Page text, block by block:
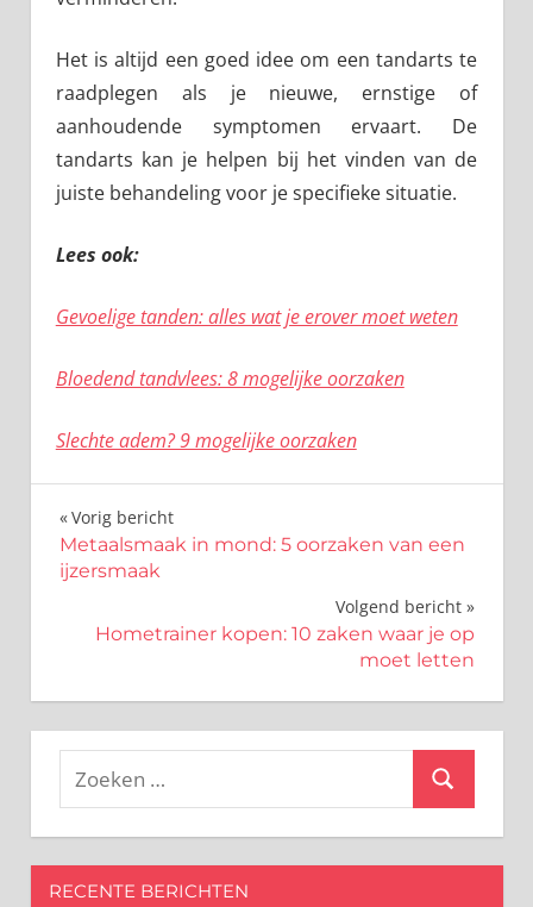
Het is altijd een goed idee om een tandarts te
raadplegen als je nieuwe, ernstige of
aanhoudende symptomen ervaart. De
tandarts kan je helpen bij het vinden van de
juiste behandeling voor je specifieke situatie.
Lees ook:
Gevoelige tanden: alles wat je erover moet weten
Bloedend tandvlees: 8 mogelijke oorzaken
Slechte adem? 9 mogelijke oorzaken
Bericht
navigatie
Vorig bericht
Metaalsmaak in mond: 5 oorzaken van een
ijzersmaak
Volgend bericht
Hometrainer kopen: 10 zaken waar je op
moet letten
Zoeken
Zoeken
RECENTE BERICHTEN